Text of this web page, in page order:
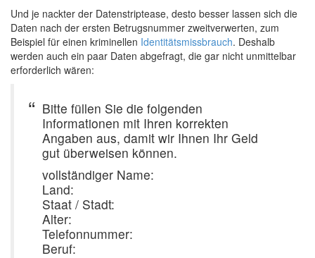
Und je nackter der Datenstriptease, desto besser lassen sich die
Daten nach der ersten Betrugsnummer zweitverwerten, zum
Beispiel für einen kriminellen Identitätsmissbrauch. Deshalb
werden auch ein paar Daten abgefragt, die gar nicht unmittelbar
erforderlich wären:
Bitte füllen Sie die folgenden
Informationen mit Ihren korrekten
Angaben aus, damit wir Ihnen Ihr Geld
gut überweisen können.
vollständiger Name:
Land:
Staat / Stadt:
Alter:
Telefonnummer:
Beruf: